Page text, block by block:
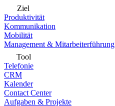
Ziel
Produktivität
Kommunikation
Mobilität
Management & Mitarbeiterführung
Tool
Telefonie
CRM
Kalender
Contact Center
Aufgaben & Projekte